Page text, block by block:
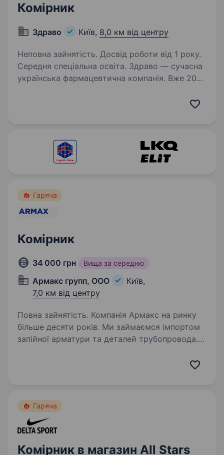
Комірник
Здраво Київ, 8,0 км від центру
Неповна зайнятість. Досвід роботи від 1 року.
Середня спеціальна освіта. Здраво — сучасна
українська фармацевтична компанія. Вже 20
Гаряча
Комірник
34 000 грн Вища за середню
Армакс групп, ООО
Київ,
7,0 км від центру
Повна зайнятість. Компанія Армакс на ринку
більше десяти років. Ми займаємся імпортом
запійної арматури та деталей трубопровода.
Гаряча
Комірник в магазин All Stars